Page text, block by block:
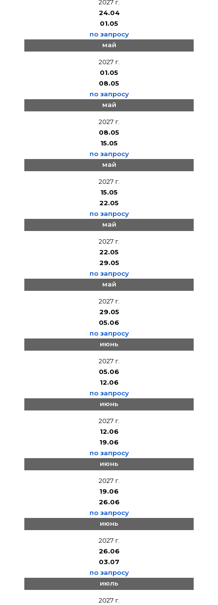
2027 г.
24.04
01.05
по запросу
май
2027 г.
01.05
08.05
по запросу
май
2027 г.
08.05
15.05
по запросу
май
2027 г.
15.05
22.05
по запросу
май
2027 г.
22.05
29.05
по запросу
май
2027 г.
29.05
05.06
по запросу
июнь
2027 г.
05.06
12.06
по запросу
июнь
2027 г.
12.06
19.06
по запросу
июнь
2027 г.
19.06
26.06
по запросу
июнь
2027 г.
26.06
03.07
по запросу
июль
2027 г.